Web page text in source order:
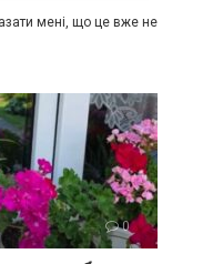
мені, що це вже не
0